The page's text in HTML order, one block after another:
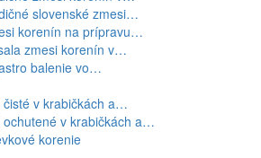
slovenské zmesi…
korenín na prípravu…
zmesi korenín v…
balenie vo…
čisté v krabičkách a…
ochutené v krabičkách a…
korenie